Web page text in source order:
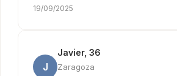
19/09/2025
J
Javier, 36
Zaragoza